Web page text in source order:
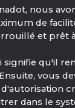
nous
de
et prêt
qu'il
vous
dans le